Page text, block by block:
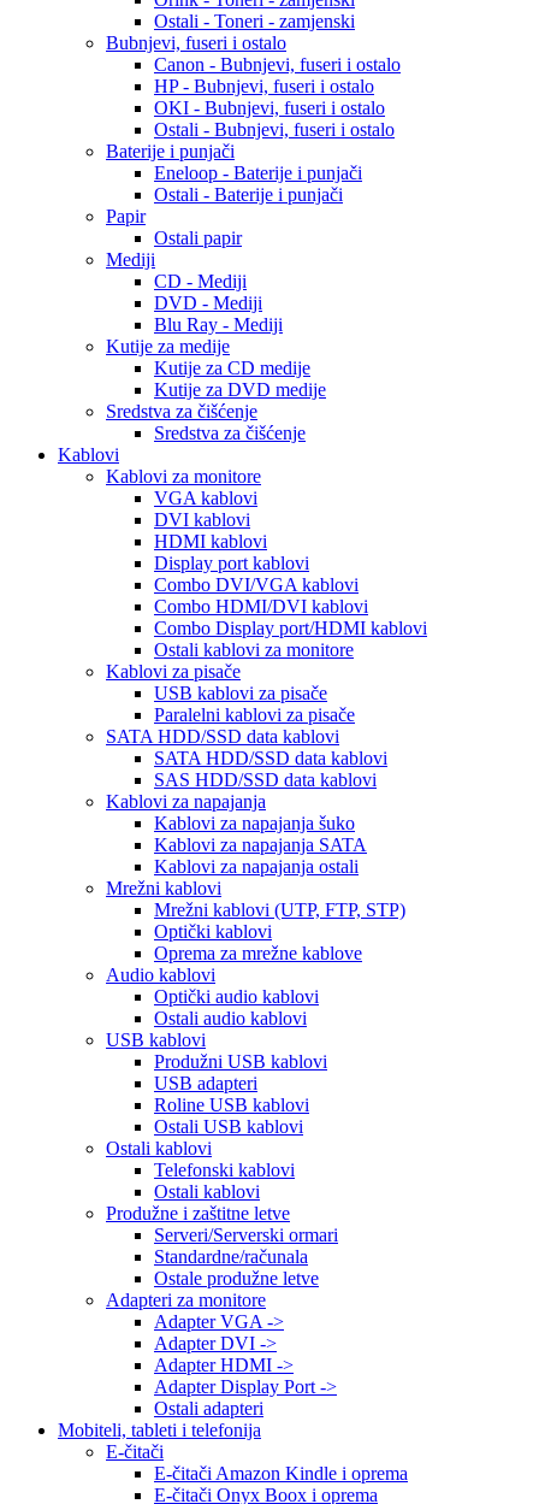
Ostali - Toneri - zamjenski
Bubnjevi, fuseri i ostalo
Canon - Bubnjevi, fuseri i ostalo
HP - Bubnjevi, fuseri i ostalo
OKI - Bubnjevi, fuseri i ostalo
Ostali - Bubnjevi, fuseri i ostalo
Baterije i punjači
Eneloop - Baterije i punjači
Ostali - Baterije i punjači
Papir
Ostali papir
Mediji
CD - Mediji
DVD - Mediji
Blu Ray - Mediji
Kutije za medije
Kutije za CD medije
Kutije za DVD medije
Sredstva za čišćenje
Sredstva za čišćenje
Kablovi
Kablovi za monitore
VGA kablovi
DVI kablovi
HDMI kablovi
Display port kablovi
Combo DVI/VGA kablovi
Combo HDMI/DVI kablovi
Combo Display port/HDMI kablovi
Ostali kablovi za monitore
Kablovi za pisače
USB kablovi za pisače
Paralelni kablovi za pisače
SATA HDD/SSD data kablovi
SATA HDD/SSD data kablovi
SAS HDD/SSD data kablovi
Kablovi za napajanja
Kablovi za napajanja šuko
Kablovi za napajanja SATA
Kablovi za napajanja ostali
Mrežni kablovi
Mrežni kablovi (UTP, FTP, STP)
Optički kablovi
Oprema za mrežne kablove
Audio kablovi
Optički audio kablovi
Ostali audio kablovi
USB kablovi
Produžni USB kablovi
USB adapteri
Roline USB kablovi
Ostali USB kablovi
Ostali kablovi
Telefonski kablovi
Ostali kablovi
Produžne i zaštitne letve
Serveri/Serverski ormari
Standardne/računala
Ostale produžne letve
Adapteri za monitore
Adapter VGA ->
Adapter DVI ->
Adapter HDMI ->
Adapter Display Port ->
Ostali adapteri
Mobiteli, tableti i telefonija
E-čitači
E-čitači Amazon Kindle i oprema
E-čitači Onyx Boox i oprema